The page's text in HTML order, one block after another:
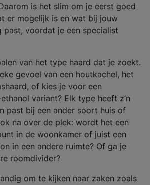
is het slim om je eerst goed
er mogelijk is en wat bij jouw
past, voordat je een specialist
van het type haard dat je zoekt.
gevoel van een houtkachel, het
of kies je voor een
variant? Elk type heeft z’n
past bij een ander soort huis of
na over de plek: wordt het een
in de woonkamer of juist een
in een andere ruimte? Of ga je
roomdivider?
om te kijken naar zaken zoals